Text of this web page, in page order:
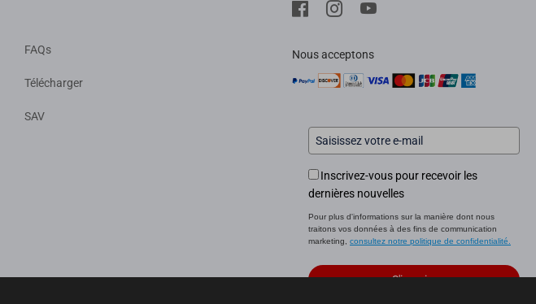
FAQs
Télécharger
SAV
Nous acceptons
Inscrivez-vous pour recevoir les
dernières nouvelles
Pour plus d'informations sur la manière dont nous
traitons vos données à des fins de communication
marketing, consultez notre politique de confidentialité.
S'inscrire